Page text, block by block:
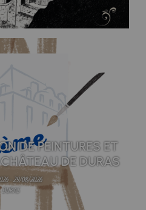
DE PEINTURES ET
DE DURAS
- 29/08/2026
DURAS